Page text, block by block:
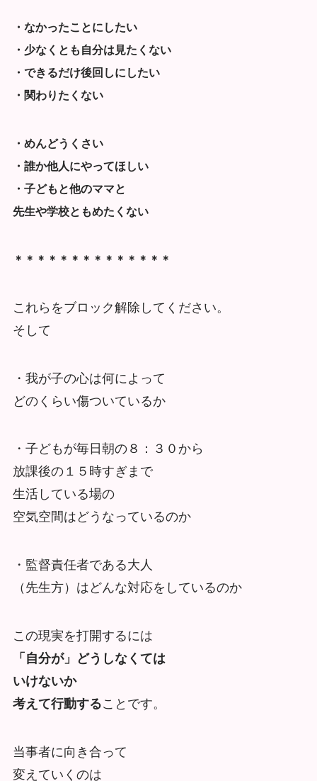
・なかったことにしたい
・少なくとも自分は見たくない
・できるだけ後回しにしたい
・関わりたくない
・めんどうくさい
・誰か他人にやってほしい
・子どもと他のママと
先生や学校ともめたくない
＊＊＊＊＊＊＊＊＊＊＊＊＊＊
これらをブロック解除してください。
そして
・我が子の心は何によって
どのくらい傷ついているか
・子どもが毎日朝の８：３０から
放課後の１５時すぎまで
生活している場の
空気空間はどうなっているのか
・監督責任者である大人
（先生方）はどんな対応をしているのか
この現実を打開するには
「自分が」どうしなくては
いけないか
考えて行動することです。
当事者に向き合って
変えていくのは